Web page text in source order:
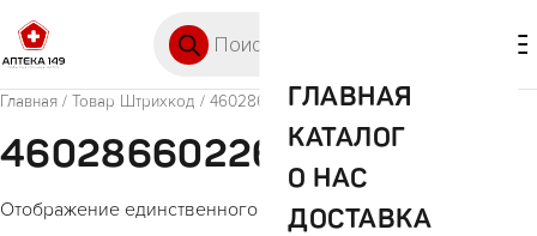
ГЛАВНАЯ
КАТАЛОГ
О НАС
ДОСТАВКА
Главная / Товар Штрихкод / 4602866022699
4602866022699
Отображение единственного товара